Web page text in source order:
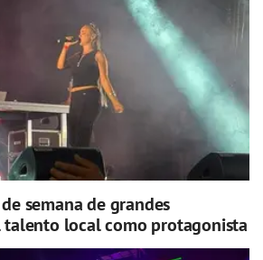
semana de grandes
talento local como protagonista